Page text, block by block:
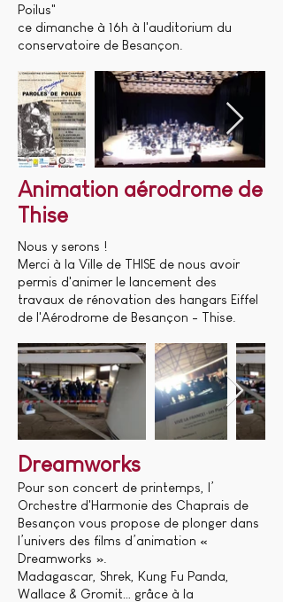
Poilus"
ce dimanche à 16h à l'auditorium du
conservatoire de Besançon.
Animation aérodrome de
Thise
Nous y serons !
Merci à la Ville de THISE de nous avoir
permis d'animer le lancement des
travaux de rénovation des hangars Eiffel
de l'Aérodrome de Besançon - Thise.
Dreamworks
Pour son concert de printemps, l’
Orchestre d'Harmonie des Chaprais de
Besançon vous propose de plonger dans
l’univers des films d’animation «
Dreamworks ».
Madagascar, Shrek, Kung Fu Panda,
Wallace & Gromit… grâce à la